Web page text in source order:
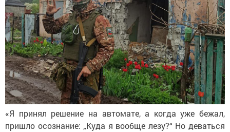
«Я принял решение на автомате, а когда уже бежал,
пришло осознание: „Куда я вообще лезу?“ Но деваться